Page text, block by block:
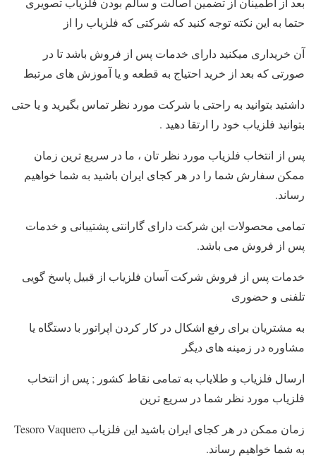
حتما به این نکته توجه کنید که شرکتی که فلزیاب را از
آن خریداری میکنید دارای خدمات پس از فروش باشد تا در
صورتی که بعد از خرید احتیاج به قطعه و یا آموزش های مرتبط
داشتید بتوانید به راحتی با شرکت مورد نظر تماس بگیرید و یا حتی
بتوانید فلزیاب خود را ارتقا دهید .
پس از انتخاب فلزیاب مورد نظر تان ، ما در سریع ترین زمان
ممکن سفارش شما را در هر کجای ایران باشید به شما خواهیم
رساند.
تمامی محصولات این شرکت دارای گارانتی پشتیبانی و خدمات
پس از فروش می باشد.
خدمات پس از فروش شرکت آسان فلزیاب از قبیل پاسخ گویی
تلفنی و حضوری
به مشتریان برای رفع اشکال در کار کردن اپراتور با دستگاه یا
مشاوره در زمینه های دیگر
ارسال فلزیاب و طلایاب به تمامی نقاط کشور ; پس از انتخاب
فلزیاب مورد نظر شما در سریع ترین
زمان ممکن در هر کجای ایران باشید این فلزیاب Tesoro Vaquero
به شما خواهیم رساند.